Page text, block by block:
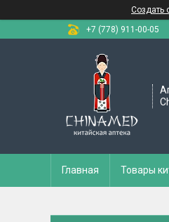
Создать
+7 (778) 911-00-05
Главная Товары